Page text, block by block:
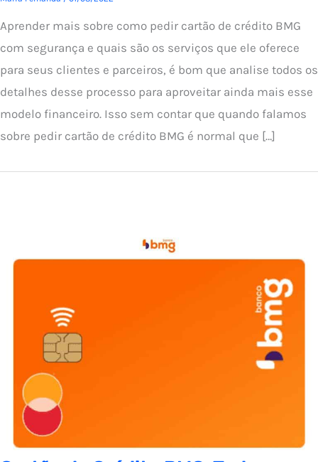
Aprender mais sobre como pedir cartão de crédito BMG
com segurança e quais são os serviços que ele oferece
para seus clientes e parceiros, é bom que analise todos os
detalhes desse processo para aproveitar ainda mais esse
modelo financeiro. Isso sem contar que quando falamos
sobre pedir cartão de crédito BMG é normal que […]